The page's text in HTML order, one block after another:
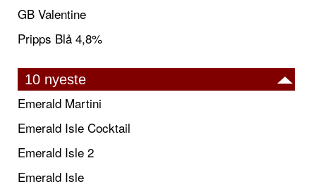
GB Valentine
Pripps Blå 4,8%
10 nyeste
Emerald Martini
Emerald Isle Cocktail
Emerald Isle 2
Emerald Isle